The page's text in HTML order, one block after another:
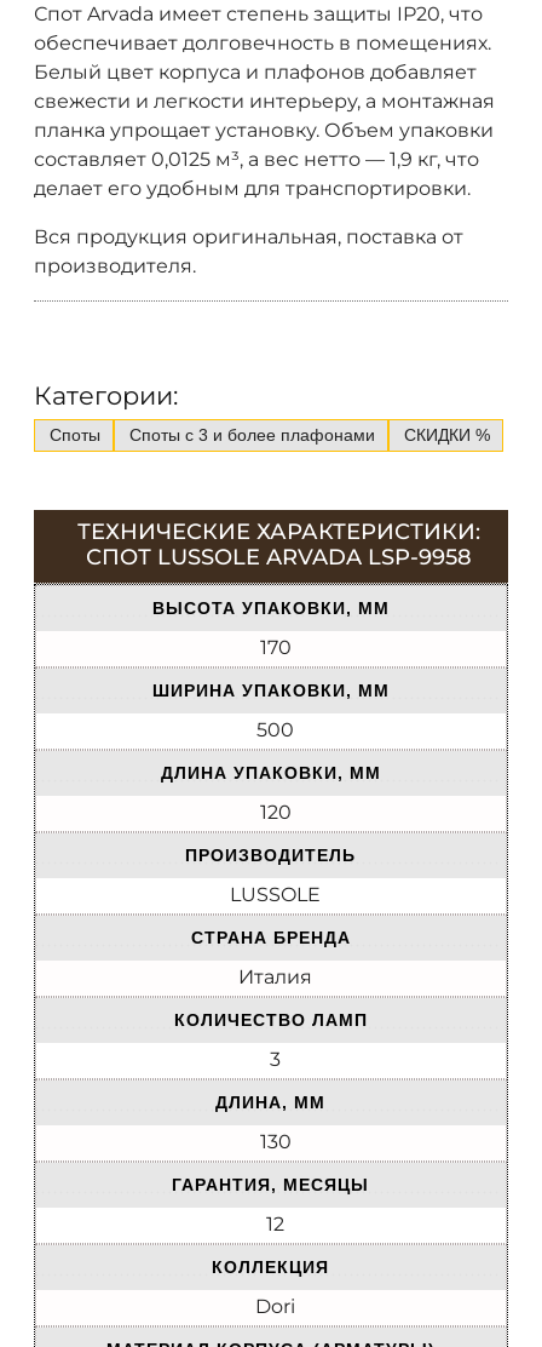
Спот Arvada имеет степень защиты IP20, что
обеспечивает долговечность в помещениях.
Белый цвет корпуса и плафонов добавляет
свежести и легкости интерьеру, а монтажная
планка упрощает установку. Объем упаковки
составляет 0,0125 м³, а вес нетто — 1,9 кг, что
делает его удобным для транспортировки.
Вся продукция оригинальная, поставка от
производителя.
Категории:
Споты Споты с 3 и более плафонами СКИДКИ %
ТЕХНИЧЕСКИЕ ХАРАКТЕРИСТИКИ:
СПОТ LUSSOLE ARVADA LSP-9958
ВЫСОТА УПАКОВКИ, ММ
170
ШИРИНА УПАКОВКИ, ММ
500
ДЛИНА УПАКОВКИ, ММ
120
ПРОИЗВОДИТЕЛЬ
LUSSOLE
СТРАНА БРЕНДА
Италия
КОЛИЧЕСТВО ЛАМП
3
ДЛИНА, ММ
130
ГАРАНТИЯ, МЕСЯЦЫ
12
КОЛЛЕКЦИЯ
Dori